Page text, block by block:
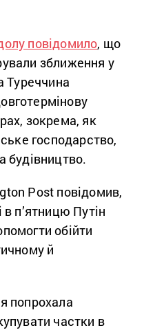
повідомило, що
зближення у
Туреччина
зокрема, як
господарство,
будівництво.
Post повідомив,
п’ятницю Путін
обійти
й
попрохала
частки в